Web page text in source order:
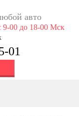
авто
00 до 18-00 Мск
01